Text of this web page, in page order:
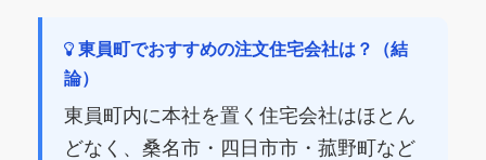
東員町でおすすめの注文住宅会社は？（結
論）
東員町内に本社を置く住宅会社はほとん
どなく、桑名市・四日市市・菰野町など